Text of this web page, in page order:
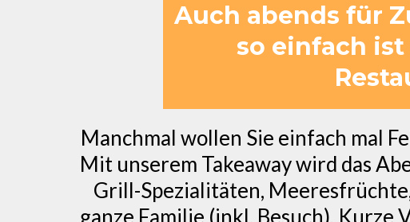
Auch abends für
so einfach ist
Manchmal wollen Sie einfach mal
Mit unserem Takeaway wird das
Grill-Spezialitäten,
ganze Familie (inkl. Besuch).